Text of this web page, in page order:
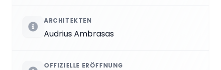
ARCHITEKTEN
Audrius Ambrasas
OFFIZIELLE ERÖFFNUNG